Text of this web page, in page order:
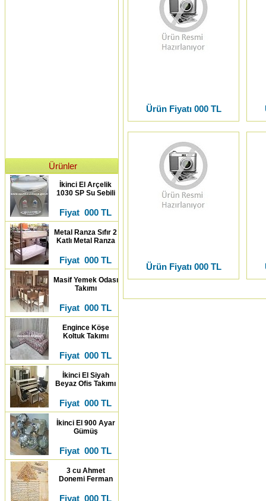
Ürünler
İkinci El Arçelik
1030 SP Su Sebili
Fiyat 000 TL
Metal Ranza Sıfır 2
Katlı Metal Ranza
Fiyat 000 TL
Masif Yemek Odası
Takımı
Fiyat 000 TL
Engince Köşe
Koltuk Takımı
Fiyat 000 TL
İkinci El Siyah
Beyaz Ofis Takımı
Fiyat 000 TL
İkinci El 900 Ayar
Gümüş
Fiyat 000 TL
3 cu Ahmet
Donemi Ferman
Fiyat 000 TL
Ürün Fiyatı 000 TL
Ürün Fiyatı 000 TL